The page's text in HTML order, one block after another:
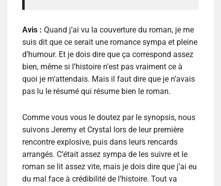
Avis : Quand j’ai vu la couverture du roman, je me
suis dit que ce serait une romance sympa et pleine
d’humour. Et je dois dire que ça correspond assez
bien, même si l’histoire n’est pas vraiment ce à
quoi je m’attendais. Mais il faut dire que je n’avais
pas lu le résumé qui résume bien le roman.
Comme vous vous le doutez par le synopsis, nous
suivons Jeremy et Crystal lors de leur première
rencontre explosive, puis dans leurs rencards
arrangés. C’était assez sympa de les suivre et le
roman se lit assez vite, mais je dois dire que j’ai eu
du mal face à crédibilité de l’histoire. Tout va